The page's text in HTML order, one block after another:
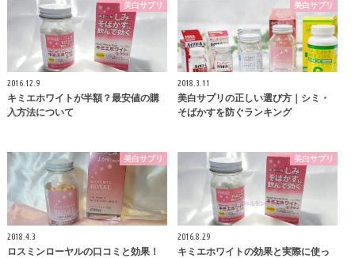
美白サプリ
2016.12.9
キミエホワイトが半額？最安値の購
入方法について
美白サプリ
2018.3.11
美白サプリの正しい選び方｜シミ・
そばかすを防ぐランキング
美白サプリ
2018.4.3
ロスミンローヤルの口コミと効果！
美白サプリ
2016.8.29
キミエホワイトの効果と実際に使っ